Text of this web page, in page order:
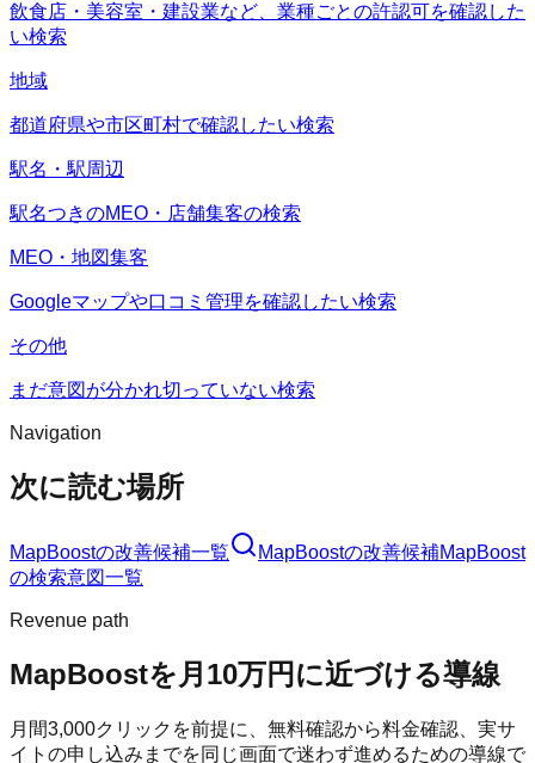
飲食店・美容室・建設業など、業種ごとの許認可を確認した
い検索
地域
都道府県や市区町村で確認したい検索
駅名・駅周辺
駅名つきのMEO・店舗集客の検索
MEO・地図集客
Googleマップや口コミ管理を確認したい検索
その他
まだ意図が分かれ切っていない検索
Navigation
次に読む場所
MapBoostの改善候補一覧 MapBoostの改善候補MapBoost
の検索意図一覧
Revenue path
MapBoostを月10万円に近づける導線
月間3,000クリックを前提に、無料確認から料金確認、実サ
イトの申し込みまでを同じ画面で迷わず進めるための導線で